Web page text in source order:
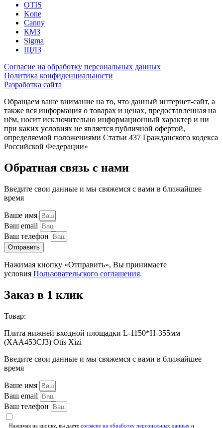
OTIS
Kone
Canny
КМЗ
Sigma
ЩЛЗ
Согласие на обработку персональных данных
Политика конфиденциальности
Разработка сайта
Обращаем ваше внимание на то, что данный интернет-сайт, а
также вся информация о товарах и ценах, предоставленная на
нём, носит исключительно информационный характер и ни
при каких условиях не является публичной офертой,
определяемой положениями Статьи 437 Гражданского кодекса
Российской Федерации»
Обратная связь с нами
Введите свои данные и мы свяжемся с вами в ближайшее
время
Ваше имя
Ваш email
Ваш телефон
Отправить
Нажимая кнопку «Отправить», Вы принимаете
условия Пользовательского соглашения.
Заказ в 1 клик
Товар:
Плита нижней входной площадки L-1150*H-355мм
(XAA453CJ3) Otis Xizi
Введите свои данные и мы свяжемся с вами в ближайшее
время
Ваше имя
Ваш email
Ваш телефон
Нажимая на кнопку, вы даете согласие на обработку персональных данных и